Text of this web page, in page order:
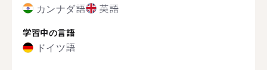
カンナダ語 英語
学習中の言語
ドイツ語